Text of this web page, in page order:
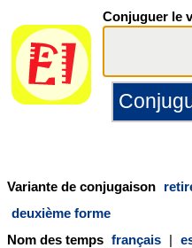
Conjuguer le
Variante de conjugaison
deuxième forme
Nom des temps français |